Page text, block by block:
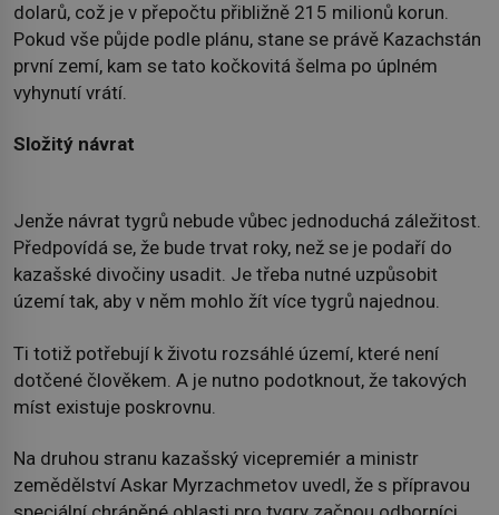
dolarů, což je v přepočtu přibližně 215 milionů korun.
Pokud vše půjde podle plánu, stane se právě Kazachstán
první zemí, kam se tato kočkovitá šelma po úplném
vyhynutí vrátí.
Složitý návrat
Jenže návrat tygrů nebude vůbec jednoduchá záležitost.
Předpovídá se, že bude trvat roky, než se je podaří do
kazašské divočiny usadit. Je třeba nutné uzpůsobit
území tak, aby v něm mohlo žít více tygrů najednou.
Ti totiž potřebují k životu rozsáhlé území, které není
dotčené člověkem. A je nutno podotknout, že takových
míst existuje poskrovnu.
Na druhou stranu kazašský vicepremiér a ministr
zemědělství Askar Myrzachmetov uvedl, že s přípravou